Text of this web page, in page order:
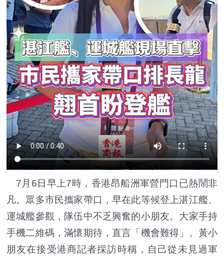
7月6日早上7時，香港昂船洲軍營門口已熱鬧非
凡。眾多市民攜家帶口，早在此等候登上湛江艦、
運城艦參觀，隊伍中不乏興奮的小朋友。大家手持
手機二維碼，滿懷期待，直言「機會難得」。黃小
朋友在接受港商記者採訪時稱，自己從未見過軍